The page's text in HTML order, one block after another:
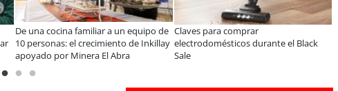
A dos años de la Ley Karin:
especialistas afirman que el desafío es
consolidar un cambio cultural en las
organizaciones
¿Qué buscan hoy las familias en la
tecnología para el hogar?